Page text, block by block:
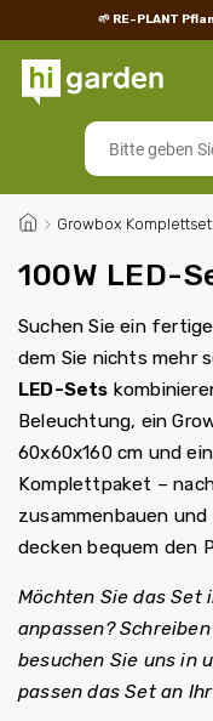
🌱 RE-PLANT
/ Growbox Komplettset
100W LED-
Suchen Sie ein
dem Sie nichts mehr
LED-Sets
Beleuchtung, ein
60x60x160 cm und
Komplettpaket –
zusammenbauen
decken bequem den
Möchten Sie das Set
anpassen?
besuchen Sie uns in
passen das Set an